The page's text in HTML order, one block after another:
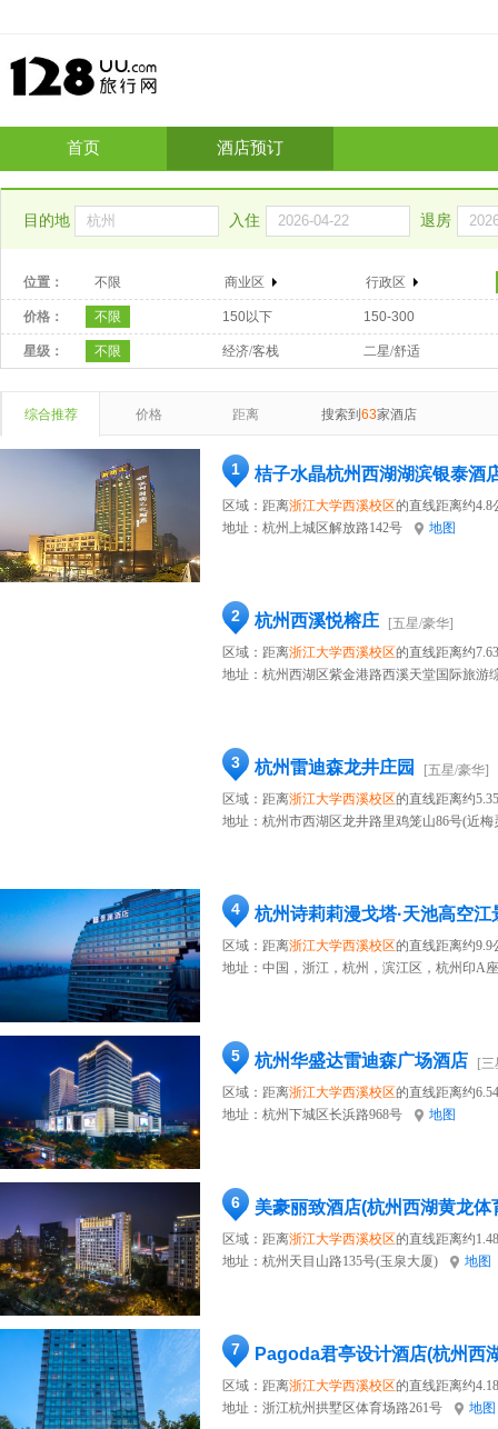
首页 酒店预订
目的地 入住 退房
位置： 不限 商业区 行政区
价格： 不限 150以下 150-300
星级： 不限 经济/客栈 二星/舒适
综合推荐 价格 距离 搜索到 63家酒店
1 桔子水晶杭州西湖湖滨银泰酒
区域：距离浙江大学西溪校区的直线距离约4.8
地址： 杭州上城区解放路142号 地图
2 杭州西溪悦榕庄
[五星/豪华]
区域：距离浙江大学西溪校区的直线距离约
地址： 杭州西湖区紫金港路西溪天堂国际旅游
3 杭州雷迪森龙井庄园
[五星/豪华]
区域：距离浙江大学西溪校区的直线距离约
地址： 杭州市西湖区龙井路里鸡笼山86号(近梅
4 杭州诗莉莉漫戈塔·天池高空江
区域：距离浙江大学西溪校区的直线距离约9.9
地址： 中国，浙江，杭州，滨江区，杭州印A
5 杭州华盛达雷迪森广场酒店
[
区域：距离浙江大学西溪校区的直线距离约
地址： 杭州下城区长浜路968号 地图
6 美豪丽致酒店(杭州西湖黄龙体
区域：距离浙江大学西溪校区的直线距离约
地址： 杭州天目山路135号(玉泉大厦) 地图
7 Pagoda君亭设计酒店(杭州西
区域：距离浙江大学西溪校区的直线距离约
地址： 浙江杭州拱墅区体育场路261号 地图